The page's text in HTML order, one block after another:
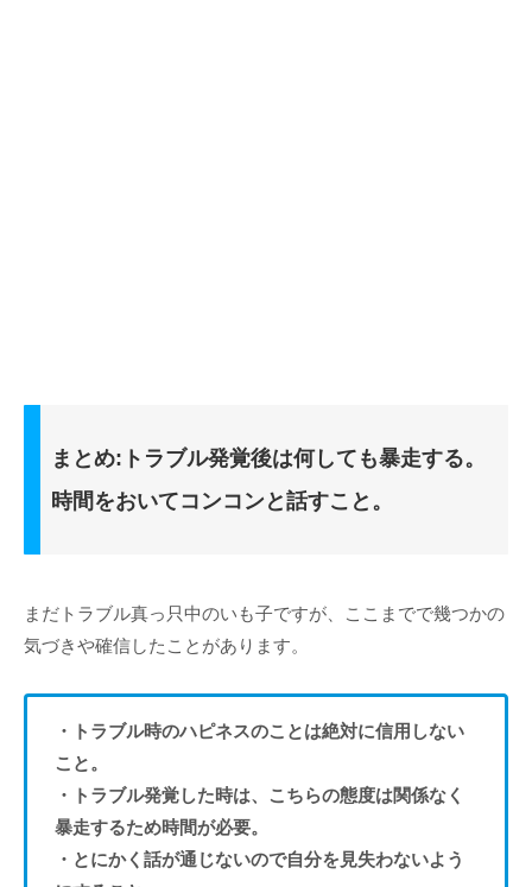
まとめ:トラブル発覚後は何しても暴走する。
時間をおいてコンコンと話すこと。
まだトラブル真っ只中のいも子ですが、ここまでで幾つかの
気づきや確信したことがあります。
・トラブル時のハピネスのことは絶対に信用しない
こと。
・トラブル発覚した時は、こちらの態度は関係なく
暴走するため時間が必要。
・とにかく話が通じないので自分を見失わないよう